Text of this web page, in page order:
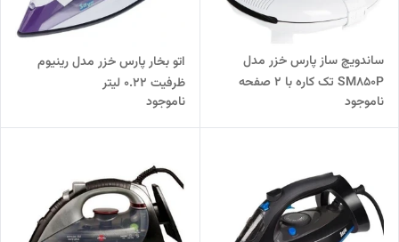
ساندویچ ساز پارس خزر مدل
SM850P تک کاره با ۲ صفحه
پلاستیکی
ناموجود
اتو بخار پارس خزر مدل رینیوم
ظرفیت ۰.۲۲ لیتر
ناموجود